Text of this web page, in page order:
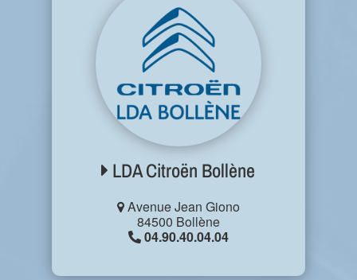
LDA Citroën Bollène
Avenue Jean Giono
84500 Bollène
04.90.40.04.04